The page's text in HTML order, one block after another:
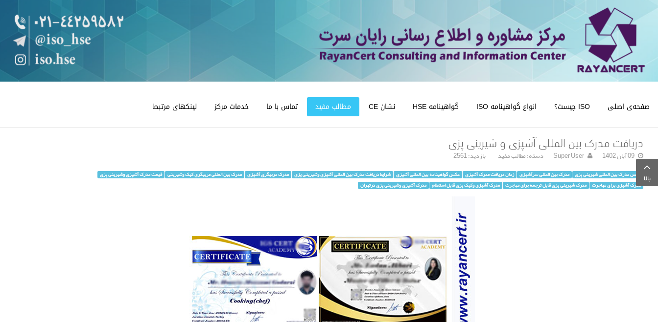
صفحه‌ی اصلی ISO چیست؟ انواع گواهینامه ISO گواهینامه HSE نشان CE مطالب مفید تماس با ما خدمات مرکز لینکهای مرتبط
دریافت مدرک بین المللی آشپزی و شیرینی پزی
09 آبان 1402 Super User دسته:مطالب مفید بازدید: 2561
عکس مدرک بین المللی شیرینی پزی مدرک بین المللی سرآشپزی زمان دریافت مدرک آشپزی عکس گواهینامه بین المللی آشپزی شرایط دریافت مدرک بین المللی آشپزی وشیرینی پزی مدرک مربیگری آشپزی مدرک بین المللی مربیگری کیک وشیرینی قیمت مدرک آشپزی وشیرینی پزی
مدرک آشپزی وشیرینی پزی درتهران مدرک آشپزی وکیک پزی قابل استعلام مدرک شیرینی پزی قابل ترجمه برای مهاجرت مدرک آشپزی برای مهاجرت
بالا